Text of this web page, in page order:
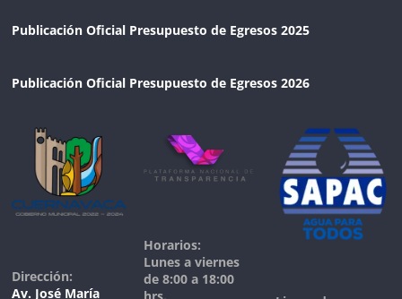
Publicación Oficial Presupuesto de Egresos 2025
Publicación Oficial Presupuesto de Egresos 2026
Dirección:
Av. José María
Horarios:
Lunes a viernes
de 8:00 a 18:00